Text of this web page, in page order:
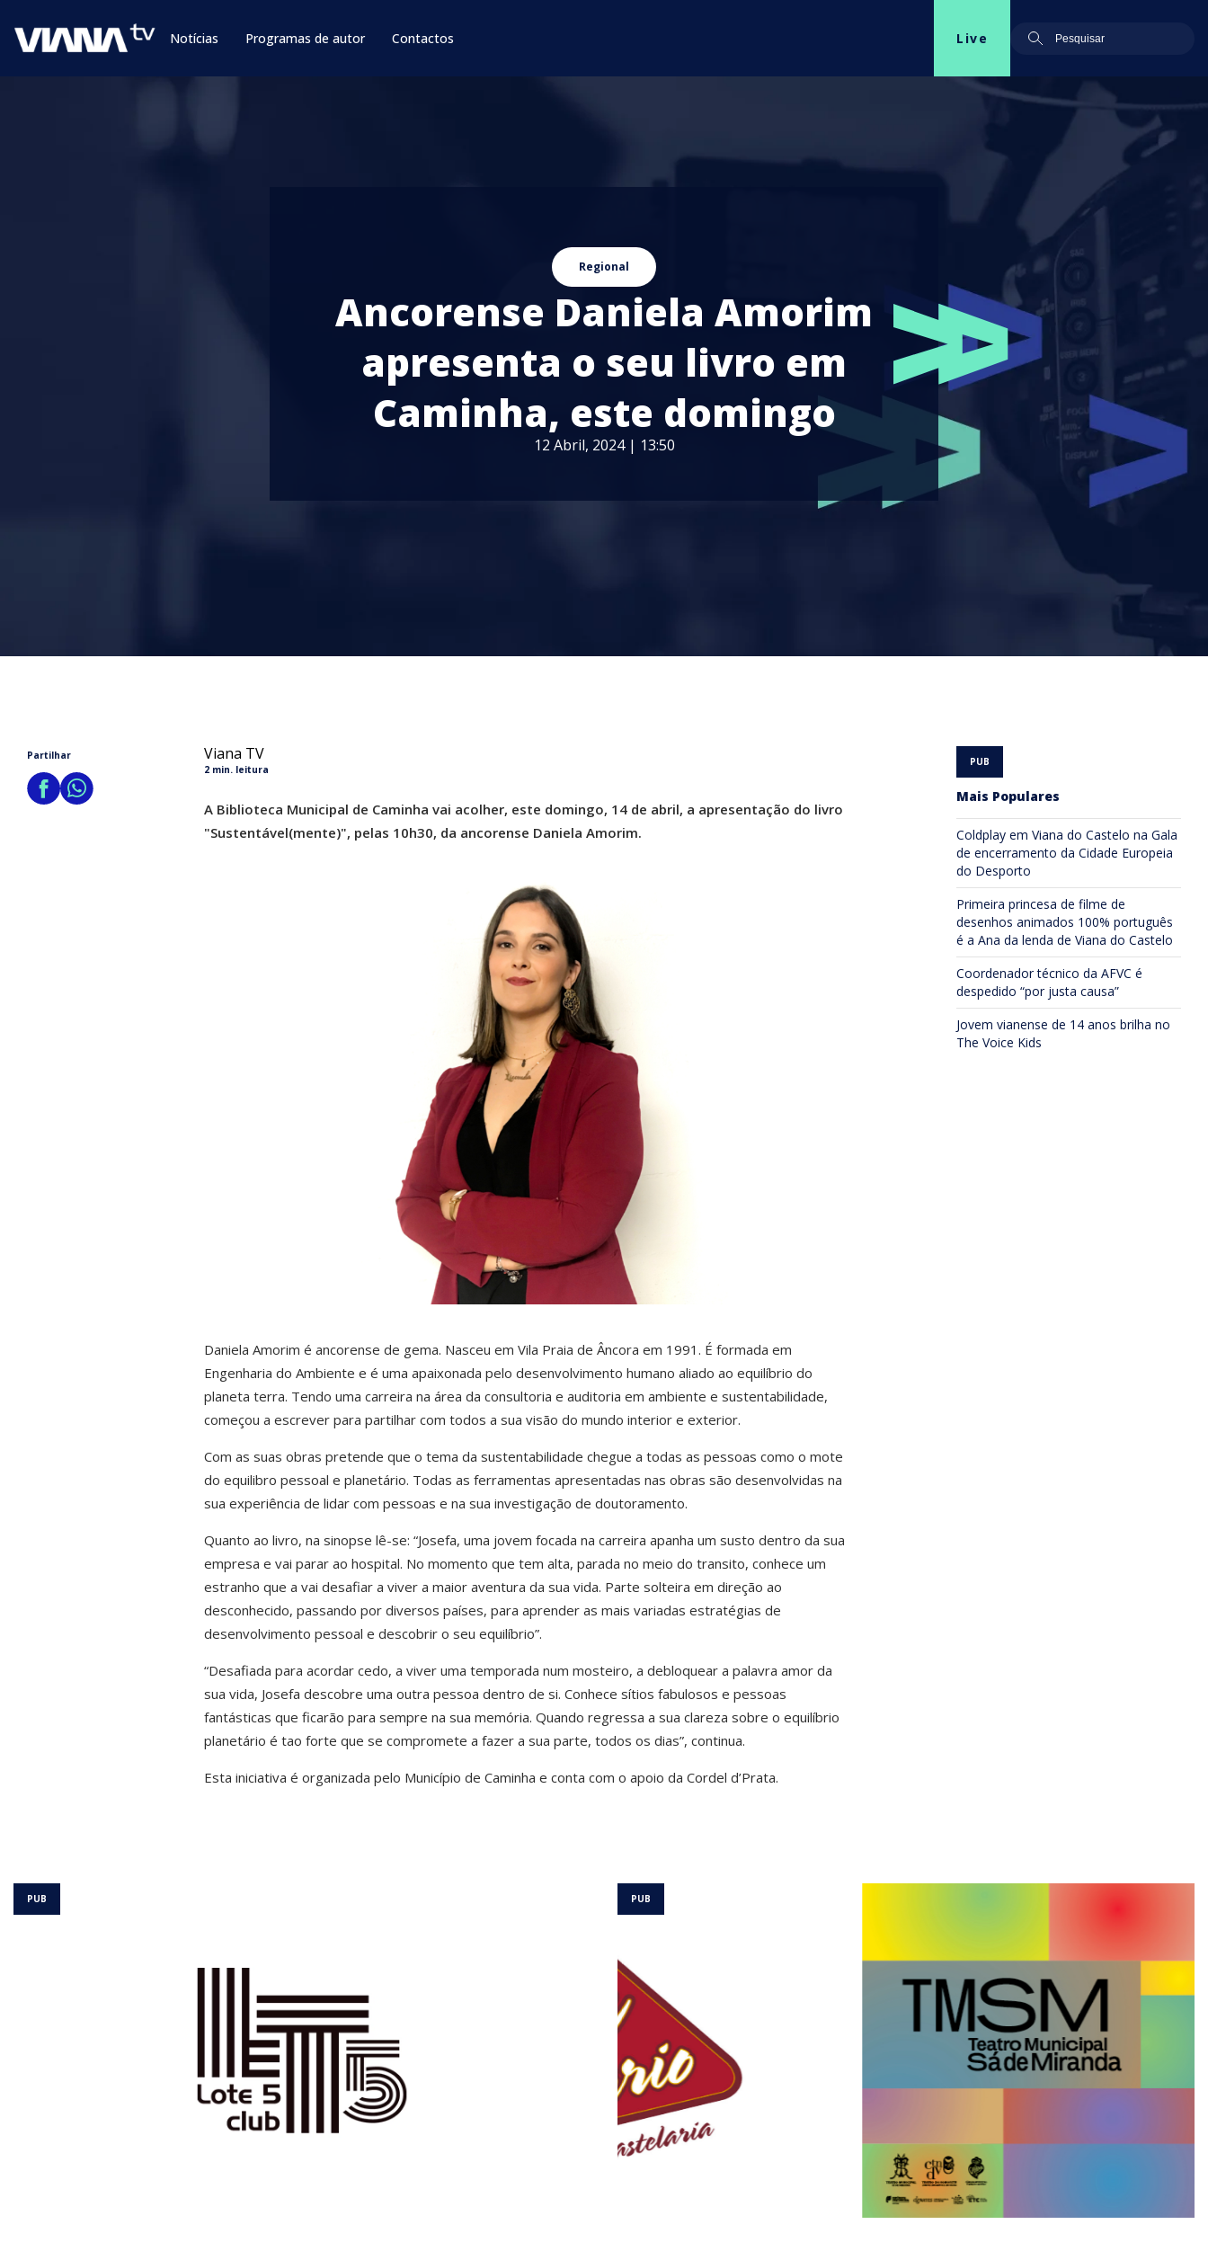
Notícias Programas de autor Contactos Live
Regional
Ancorense Daniela Amorim
apresenta o seu livro em
Caminha, este domingo
12 Abril, 2024 | 13:50
Partilhar Viana TV
2 min. leitura
A Biblioteca Municipal de Caminha vai acolher, este domingo, 14 de abril, a apresentação do livro
"Sustentável(mente)", pelas 10h30, da ancorense Daniela Amorim.
Daniela Amorim é ancorense de gema. Nasceu em Vila Praia de Âncora em 1991. É formada em
Engenharia do Ambiente e é uma apaixonada pelo desenvolvimento humano aliado ao equilíbrio do
planeta terra. Tendo uma carreira na área da consultoria e auditoria em ambiente e sustentabilidade,
começou a escrever para partilhar com todos a sua visão do mundo interior e exterior.
Com as suas obras pretende que o tema da sustentabilidade chegue a todas as pessoas como o mote
do equilibro pessoal e planetário. Todas as ferramentas apresentadas nas obras são desenvolvidas na
sua experiência de lidar com pessoas e na sua investigação de doutoramento.
Quanto ao livro, na sinopse lê-se: “Josefa, uma jovem focada na carreira apanha um susto dentro da sua
empresa e vai parar ao hospital. No momento que tem alta, parada no meio do transito, conhece um
estranho que a vai desafiar a viver a maior aventura da sua vida. Parte solteira em direção ao
desconhecido, passando por diversos países, para aprender as mais variadas estratégias de
desenvolvimento pessoal e descobrir o seu equilíbrio”.
“Desafiada para acordar cedo, a viver uma temporada num mosteiro, a debloquear a palavra amor da
sua vida, Josefa descobre uma outra pessoa dentro de si. Conhece sítios fabulosos e pessoas
fantásticas que ficarão para sempre na sua memória. Quando regressa a sua clareza sobre o equilíbrio
planetário é tao forte que se compromete a fazer a sua parte, todos os dias”, continua.
Esta iniciativa é organizada pelo Município de Caminha e conta com o apoio da Cordel d’Prata.
Mais Populares
Coldplay em Viana do Castelo na Gala
de encerramento da Cidade Europeia
do Desporto
Primeira princesa de filme de
desenhos animados 100% português
é a Ana da lenda de Viana do Castelo
Coordenador técnico da AFVC é
despedido “por justa causa”
Jovem vianense de 14 anos brilha no
The Voice Kids